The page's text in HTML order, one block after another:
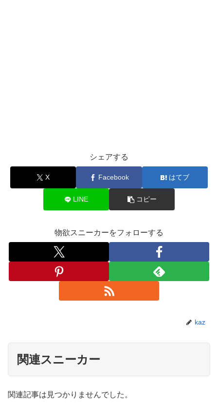
シェアする
X Facebook はてブ
LINE コピー
物欲スニーカーをフォローする
kaz
関連スニーカー
関連記事は見つかりませんでした。